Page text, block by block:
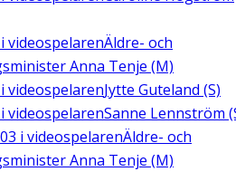
i videospelarenÄldre- och
Anna Tenje (M)
i videospelarenJytte Guteland (S)
i videospelarenSanne Lennström
i videospelarenÄldre- och
Anna Tenje (M)